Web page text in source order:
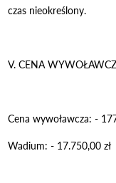
czas nieokreślony.
V. CENA
Cena wywoławcza: -
Wadium: - 17.750,00 zł